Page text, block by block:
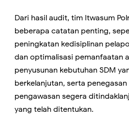
Dari hasil audit, tim Itwasum
beberapa catatan penting,
peningkatan kedisiplinan
dan optimalisasi pemanfaatan
penyusunan kebutuhan SDM
berkelanjutan, serta
pengawasan segera
yang telah ditentukan.